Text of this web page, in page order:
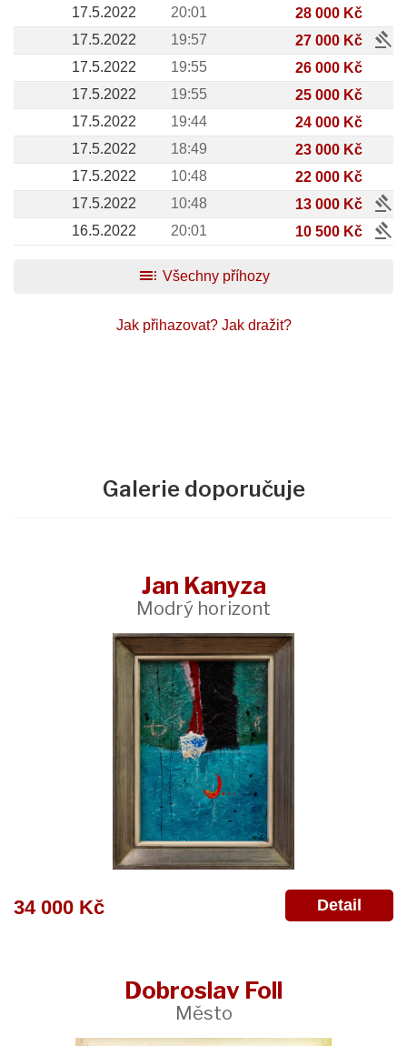
17.5.2022 20:01
28 000 Kč
17.5.2022
19:57 27 000 Kč gavel
17.5.2022 19:55
26 000 Kč
17.5.2022
19:55
25 000 Kč
17.5.2022
19:44
24 000 Kč
17.5.2022
18:49
23 000 Kč
17.5.2022
10:48
22 000 Kč
17.5.2022
10:48 13 000 Kč gavel
16.5.2022 20:01 10 500 Kč
gavel
toc Všechny příhozy
Jak přihazovat? Jak dražit?
Galerie doporučuje
Jan Kanyza
Modrý horizont
34 000 Kč Detail
Dobroslav Foll
Město